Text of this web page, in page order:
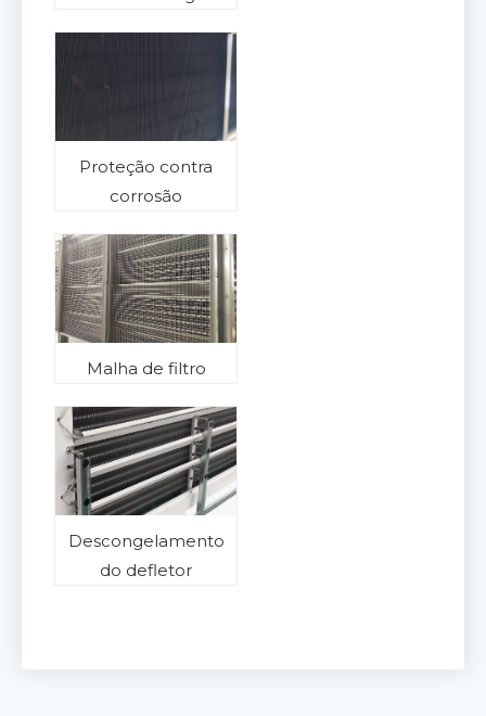
Proteção contra
corrosão
Malha de filtro
Descongelamento
do defletor